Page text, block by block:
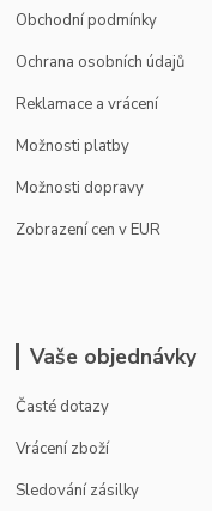
Obchodní podmínky
Ochrana osobních údajů
Reklamace a vrácení
Možnosti platby
Možnosti dopravy
Zobrazení cen v EUR
Vaše objednávky
Časté dotazy
Vrácení zboží
Sledování zásilky